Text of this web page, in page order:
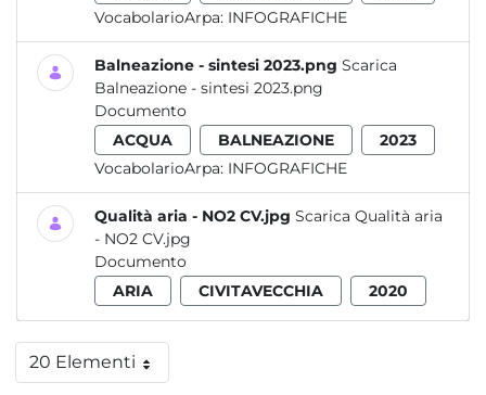
VocabolarioArpa: INFOGRAFICHE
Balneazione - sintesi 2023.png Scarica
Balneazione - sintesi 2023.png
Documento
ACQUA
BALNEAZIONE
2023
VocabolarioArpa: INFOGRAFICHE
Qualità aria - NO2 CV.jpg Scarica Qualità aria
- NO2 CV.jpg
Documento
ARIA
CIVITAVECCHIA 2020
20 ElementiPer pagina